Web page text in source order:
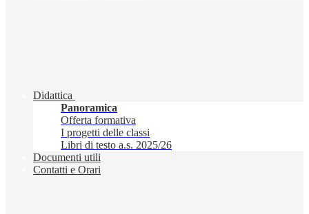
Didattica
Panoramica
Offerta formativa
I progetti delle classi
Libri di testo a.s. 2025/26
Documenti utili
Contatti e Orari